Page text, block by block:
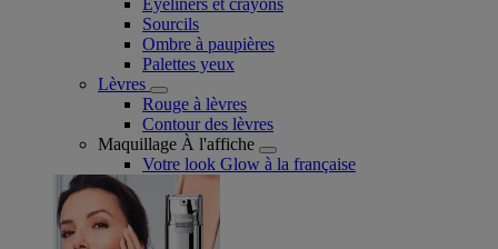
Eyeliners et crayons
Sourcils
Ombre à paupières
Palettes yeux
Lèvres
Rouge à lèvres
Contour des lèvres
Maquillage À l'affiche
Votre look Glow à la française